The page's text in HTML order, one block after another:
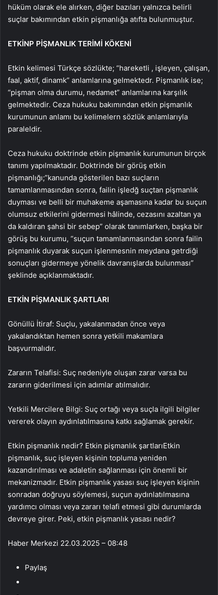
hüküm olarak ele alırken, diğer bazıları yalnızca belirli
suçlar bakımından etkin pişmanlığa atıfta bulunmuştur.
ETKİNP PİŞMANLIK TERİMİ KÖKENİ
Etkin kelimesi Türkçe sözlükte; “hareketli , işleyen, çalışan,
faal, aktif, dinamk” anlamlarına gelmektedr. Pişmanlık ise;
“pişman olma durumu, nedamet” anlamlarına karşılık
gelmektedir. Ceza hukuku bakımından etkin pişmanlık
kurumunun anlamı bu kelimelern sözlük anlamlarıyla
paraleldir.
Ceza hukuku doktrinde etkin pişmanlık kurumunun birçok
tanımı yapılmaktadır. Doktrinde bir görüş etkin
pişmanlığı;”kanunda gösterilen bazı suçların
tamamlanmasından sonra, failin işledğ suçtan pişmanlık
duyması ve belli bir muhakeme aşamasına kadar bu suçun
olumsuz etkilerini gidermesi hâlinde, cezasını azaltan ya
da kaldıran şahsi bir sebep” olarak tanımlarken, başka bir
görüş bu kurumu, “suçun tamamlanmasından sonra failin
pişmanlık duyarak suçun işlenmesnin meydana getrdiği
sonuçları gidermeye yönelik davranışlarda bulunması”
şeklinde açıklanmaktadır.
ETKİN PİŞMANLIK ŞARTLARI
Gönüllü İtiraf: Suçlu, yakalanmadan önce veya
yakalandıktan hemen sonra yetkili makamlara
başvurmalıdır.
Zararın Telafisi: Suç nedeniyle oluşan zarar varsa bu
zararın giderilmesi için adımlar atılmalıdır.
Yetkili Mercilere Bilgi: Suç ortağı veya suçla ilgili bilgiler
vererek olayın aydınlatılmasına katkı sağlamak gerekir.
Etkin pişmanlık nedir? Etkin pişmanlık şartlarıEtkin
pişmanlık, suç işleyen kişinin topluma yeniden
kazandırılması ve adaletin sağlanması için önemli bir
mekanizmadır. Etkin pişmanlık yasası suç işleyen kişinin
sonradan doğruyu söylemesi, suçun aydınlatılmasına
yardımcı olması veya zararı telafi etmesi gibi durumlarda
devreye girer. Peki, etkin pişmanlık yasası nedir?
Haber Merkezi 22.03.2025 – 08:48
Paylaş